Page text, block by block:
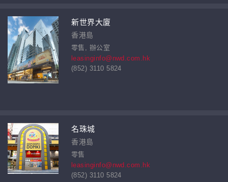
新世界大廈
香港島
零售, 辦公室
leasinginfo@nwd.com.hk
(852) 3110 5824
名珠城
香港島
零售
leasinginfo@nwd.com.hk
(852) 3110 5824